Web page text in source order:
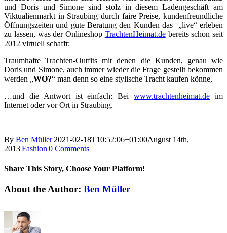
und Doris und Simone sind stolz in diesem Ladengeschäft am
Viktualienmarkt in Straubing durch faire Preise, kundenfreundliche
Öffnungszeiten und gute Beratung den Kunden das „live“ erleben
zu lassen, was der Onlineshop TrachtenHeimat.debereits schon seit
2012 virtuell schafft:
Traumhafte Trachten-Outfits mit denen die Kunden, genau wie
Doris und Simone, auch immer wieder die Frage gestellt bekommen
werden „WO?“ man denn so eine stylische Tracht kaufen könne,
…und die Antwort ist einfach: Beiwww.trachtenheimat.de im
Internet oder vor Ort in Straubing.
By Ben Müller|2021-02-18T10:52:06+01:00August 14th,
2013|Fashion|0 Comments
Share This Story, Choose Your Platform!
Facebook
X
Reddit
LinkedIn
Tumblr
Pinterest
Vk
Email
About the Author: Ben Müller